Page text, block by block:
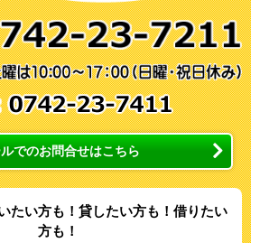
ルでのお問合せはこちら
たい方も！貸したい方も！借りたい
方も！